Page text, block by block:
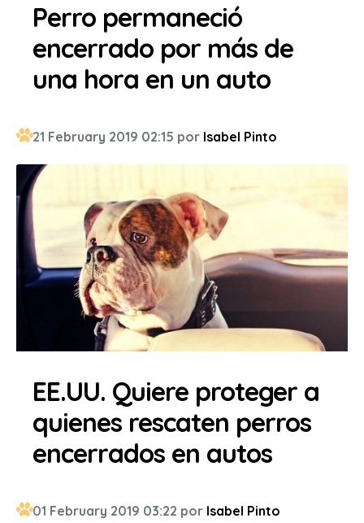
Perro permaneció
encerrado por más de
una hora en un auto
21 February 2019 02:15 por Isabel Pinto
EE.UU. Quiere proteger a
quienes rescaten perros
encerrados en autos
01 February 2019 03:22 por Isabel Pinto